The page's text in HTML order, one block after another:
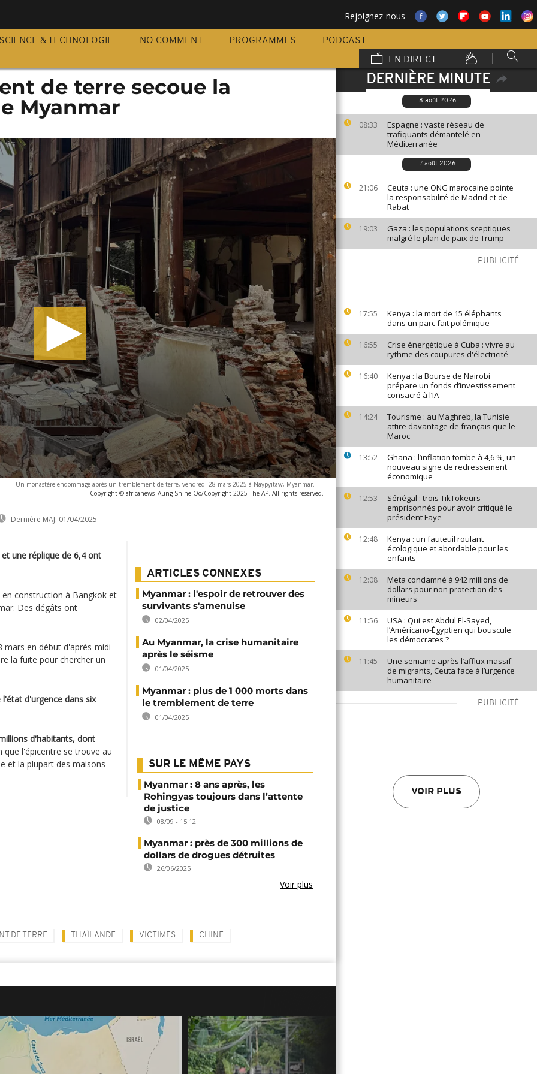
Rejoignez-nous
SCIENCE & TECHNOLOGIE NO COMMENT PROGRAMMES
PODCAST
EN DIRECT
DERNIÈRE MINUTE
8 août 2026
08:33
Espagne : vaste réseau de
trafiquants démantelé en
Méditerranée
7 août 2026
21:06
Ceuta : une ONG marocaine pointe
la responsabilité de Madrid et de
Rabat
19:03
Gaza : les populations sceptiques
malgré le plan de paix de Trump
PUBLICITÉ
17:55
Kenya : la mort de 15 éléphants
dans un parc fait polémique
16:55
Crise énergétique à Cuba : vivre au
rythme des coupures d'électricité
16:40
Kenya : la Bourse de Nairobi
prépare un fonds d’investissement
consacré à l’IA
14:24
Tourisme : au Maghreb, la Tunisie
attire davantage de français que le
Maroc
13:52
Ghana : l’inflation tombe à 4,6 %, un
nouveau signe de redressement
économique
12:53
Sénégal : trois TikTokeurs
emprisonnés pour avoir critiqué le
président Faye
12:48
Kenya : un fauteuil roulant
écologique et abordable pour les
enfants
12:08
Meta condamné à 942 millions de
dollars pour non protection des
mineurs
11:56
USA : Qui est Abdul El-Sayed,
l’Américano-Égyptien qui bouscule
les démocrates ?
11:45
Une semaine après l’afflux massif
de migrants, Ceuta face à l’urgence
humanitaire
PUBLICITÉ
VOIR PLUS
de terre secoue la
Myanmar
Un monastère endommagé après un tremblement de terre, vendredi 28 mars 2025 à Naypyitaw, Myanmar. -
Copyright © africanews Aung Shine Oo/Copyright 2025 The AP. All rights reserved.
Dernière MAJ: 01/04/2025
une réplique de 6,4 ont
construction à Bangkok et
Des dégâts ont
en début d'après-midi
la fuite pour chercher un
d'urgence dans six
d'habitants, dont
que l'épicentre se trouve au
et la plupart des maisons
ARTICLES CONNEXES
Myanmar : l'espoir de retrouver des
survivants s'amenuise
02/04/2025
Au Myanmar, la crise humanitaire
après le séisme
01/04/2025
Myanmar : plus de 1 000 morts dans
le tremblement de terre
01/04/2025
SUR LE MÊME PAYS
Myanmar : 8 ans après, les
Rohingyas toujours dans l’attente
de justice
08/09 - 15:12
Myanmar : près de 300 millions de
dollars de drogues détruites
26/06/2025
Voir plus
DE TERRE THAÏLANDE VICTIMES CHINE